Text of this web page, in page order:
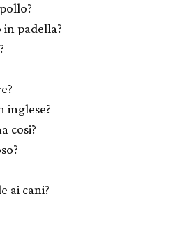
padella?
inglese?
cosi?
ai cani?